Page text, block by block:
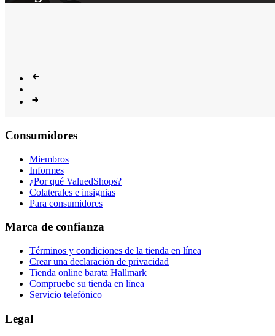
Consumidores
Miembros
Informes
¿Por qué ValuedShops?
Colaterales e insignias
Para consumidores
Marca de confianza
Términos y condiciones de la tienda en línea
Crear una declaración de privacidad
Tienda online barata Hallmark
Compruebe su tienda en línea
Servicio telefónico
Legal